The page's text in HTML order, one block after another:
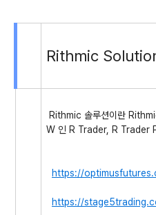
Rithmic
Rithmic 솔루션이란
W 인 R Trader, R Trader
https://
https://